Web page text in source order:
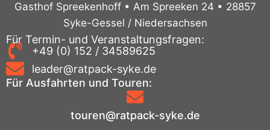
Gasthof Spreekenhoff • Am Spreeken 24 • 28857
Syke-Gessel / Niedersachsen
Für Termin- und Veranstaltungsfragen:
+49 (0) 152 / 34589625
leader@ratpack-syke.de
Für Ausfahrten und Touren:
touren@ratpack-syke.de